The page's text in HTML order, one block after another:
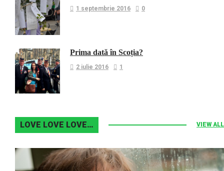
1 septembrie 2016 0
Prima dată în Scoția?
2 iulie 2016 1
LOVE LOVE LOVE… VIEW ALL